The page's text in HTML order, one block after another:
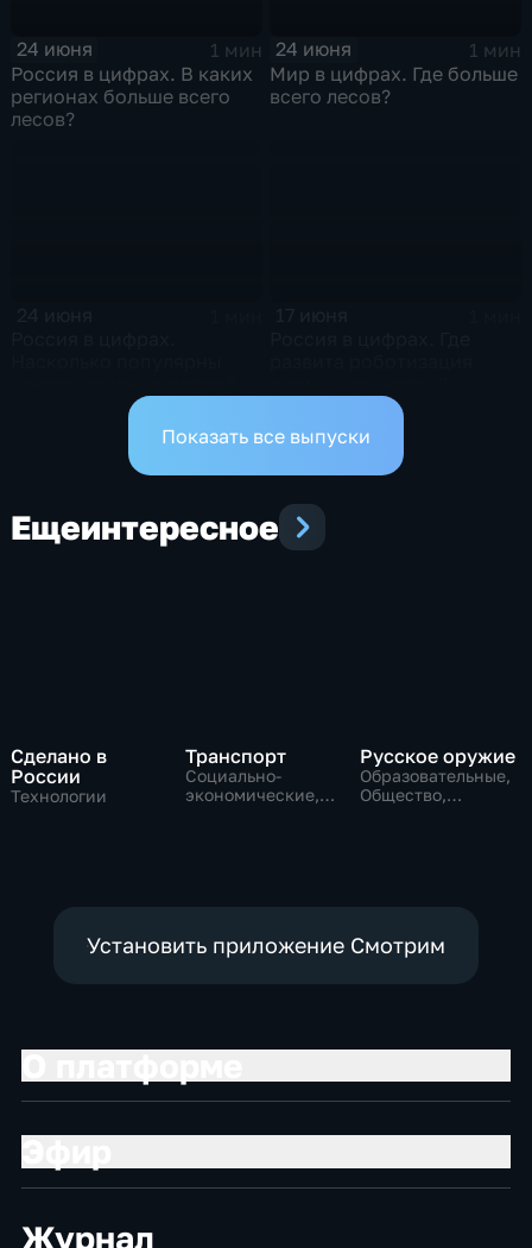
24 июня
1 мин
Россия в цифрах. В каких
регионах больше всего
лесов?
24 июня
1 мин
Мир в цифрах. Где больше
всего лесов?
Показать все выпуски
Ещеинтересное
Сделано в
России
Технологии
Транспорт
Социально-
экономические,
Русское оружие
Образовательные,
Общество,
Установить приложение Смотрим
Журнал